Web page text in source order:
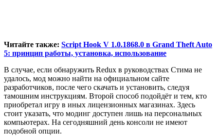
Читайте также: Script Hook V 1.0.1868.0 в Grand Theft Auto
5: принцип работы, установка, использование
В случае, если обнаружить Redux в руководствах Стима не
удалось, мод можно найти на официальном сайте
разработчиков, после чего скачать и установить, следуя
тамошним инструкциям. Второй способ подойдёт и тем, кто
приобретал игру в иных лицензионных магазинах. Здесь
стоит указать, что модинг доступен лишь на персональных
компьютерах. На сегодняшний день консоли не имеют
подобной опции.